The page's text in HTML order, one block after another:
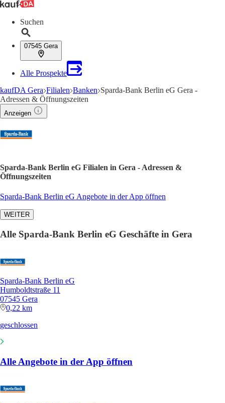
Suchen
07545 Gera
Alle Prospekte
kaufDA Gera Filialen Banken Sparda-Bank Berlin eG Gera -
Adressen & Öffnungszeiten
Anzeigen
Sparda-Bank Berlin eG Filialen in Gera - Adressen &
Öffnungszeiten
Sparda-Bank Berlin eG Angebote in der App öffnen
WEITER
Alle Sparda-Bank Berlin eG Geschäfte in Gera
Sparda-Bank Berlin eG
Humboldtstraße 11
07545 Gera
0,22 km
geschlossen
Alle Angebote in der App öffnen